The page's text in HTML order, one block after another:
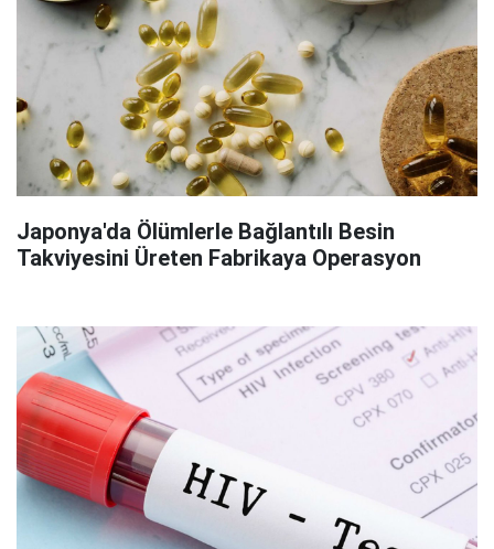
Japonya'da Ölümlerle Bağlantılı Besin
Takviyesini Üreten Fabrikaya Operasyon